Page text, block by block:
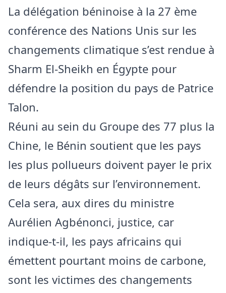
La délégation béninoise à la 27 ème
conférence des Nations Unis sur les
changements climatique s’est rendue à
Sharm El-Sheikh en Égypte pour
défendre la position du pays de Patrice
Talon.
Réuni au sein du Groupe des 77 plus la
Chine, le Bénin soutient que les pays
les plus pollueurs doivent payer le prix
de leurs dégâts sur l’environnement.
Cela sera, aux dires du ministre
Aurélien Agbénonci, justice, car
indique-t-il, les pays africains qui
émettent pourtant moins de carbone,
sont les victimes des changements